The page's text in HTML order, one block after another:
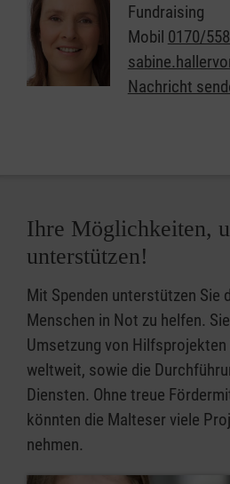
Fundraising
Mobil 0170/
Nachricht
Ihre Möglichkeiten,
unterstützen!
Mit Spenden unterstützen Sie
Menschen in Not zu helfen.
Umsetzung von Hilfsprojekten
weltweit, sowie die
Diensten. Ohne treue
könnten die Malteser viele
nehmen.